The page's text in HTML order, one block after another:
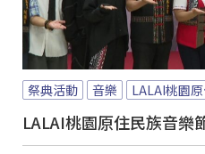
祭典活動 音樂 LALAI桃園
LALAI桃園原住民族音樂